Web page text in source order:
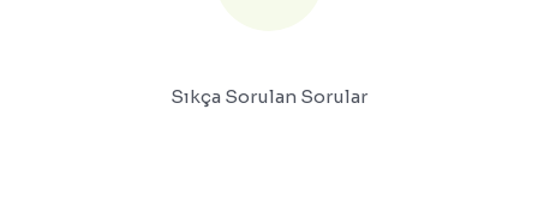
Sıkça Sorulan Sorular